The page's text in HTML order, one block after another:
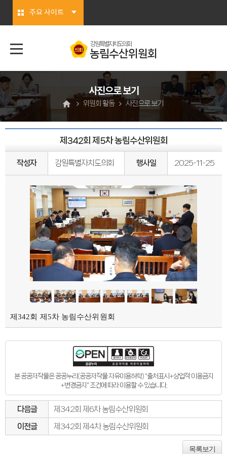
주요 사이트
강원특별자치도의회
농림수산위원회
사진으로 보기
위원회 활동 사진으로 보기
제342회 제5차 농림수산위원회
작성자 강원특별자치도의회 행사일 2025-11-25
제342회 제5차 농림수산위원회
본 공공저작물은 공공누리(공공저작물 자유이용허락) "출처표시+상업적 이용금지
+변경금지" 조건에 따라 이용할 수 있습니다.
다음글
제342회 제6차 농림수산위원회
이전글
제342회 제4차 농림수산위원회
목록보기